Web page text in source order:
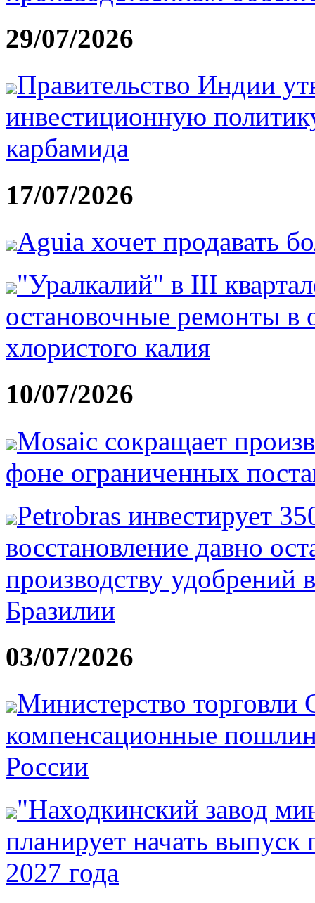
29/07/2026
Правительство Индии
инвестиционную
карбамида
17/07/2026
Aguia хочет продавать
"Уралкалий" в III
остановочные ремонты в
хлористого калия
10/07/2026
Mosaic сокращает
фоне ограниченных
Petrobras инвестирует
восстановление давно
производству удобрений
Бразилии
03/07/2026
Министерство
компенсационные
России
"Находкинский завод
планирует начать
2027 года